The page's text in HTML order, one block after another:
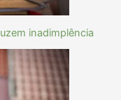
inadimplência